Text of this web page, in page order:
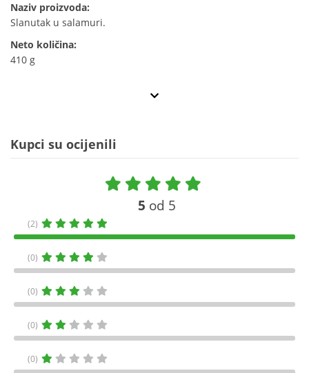
Naziv proizvoda:
Slanutak u salamuri.
Neto količina:
410 g
Kupci su ocijenili
5 od 5
(2)
(0)
(0)
(0)
(0)